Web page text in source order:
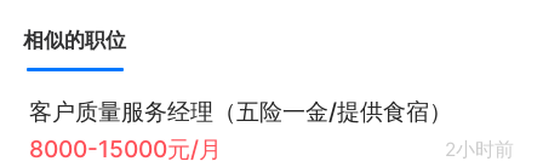
4. 熟悉GB/T相关光学测试标准，了解百格、耐磨、湿
热、盐雾等常规测试流程。
5. 工作严谨细致、责任心强，具备良好的数据敏感
度、问题排查能力，服从工作安排，能配合生产进度
相似的职位
客户质量服务经理（五险一金/提供食宿）
8000-15000元/月
2小时前